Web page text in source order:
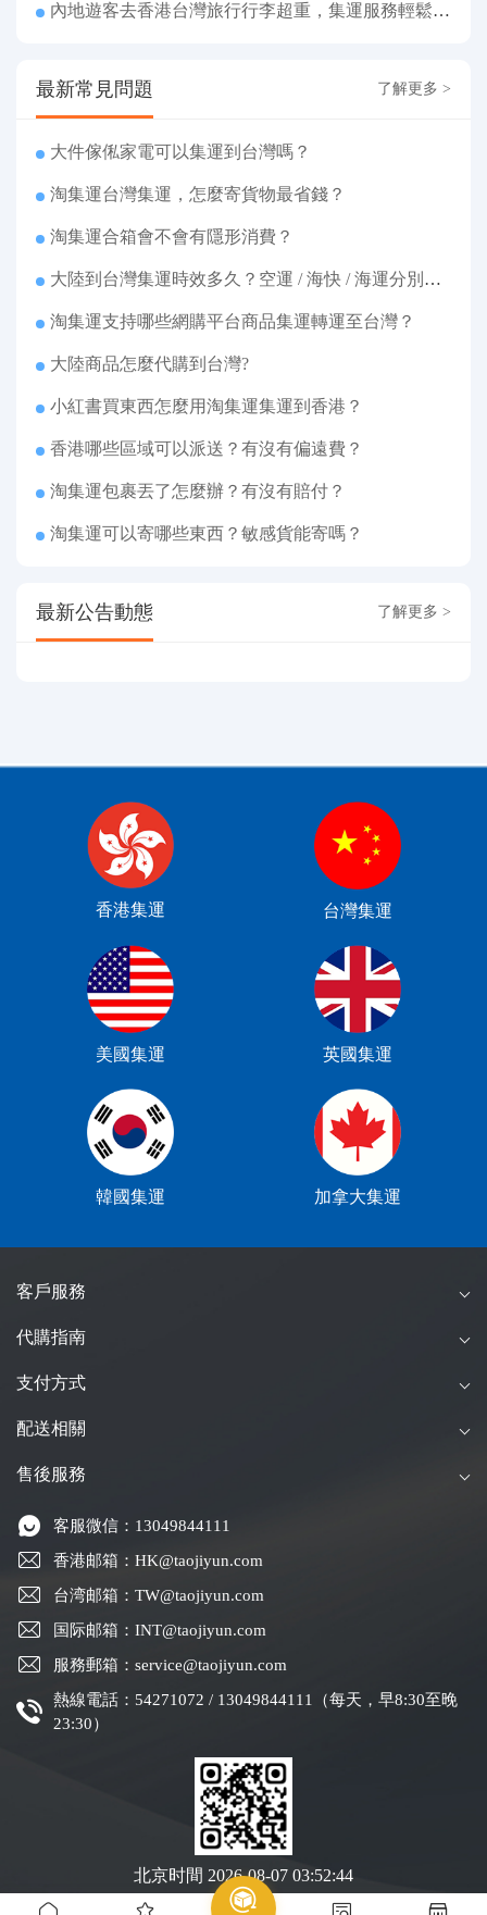
內地遊客去香港台灣旅行行李超重，集運服務輕鬆解決搬運難題
最新常見問題 了解更多 >
大件傢俬家電可以集運到台灣嗎？
淘集運台灣集運，怎麼寄貨物最省錢？
淘集運合箱會不會有隱形消費？
大陸到台灣集運時效多久？空運 / 海快 / 海運分別幾天
淘集運支持哪些網購平台商品集運轉運至台灣？
大陸商品怎麼代購到台灣?
小紅書買東西怎麼用淘集運集運到香港？
香港哪些區域可以派送？有沒有偏遠費？
淘集運包裹丟了怎麼辦？有沒有賠付？
淘集運可以寄哪些東西？敏感貨能寄嗎？
最新公告動態 了解更多 >
香港集運 台灣集運
美國集運 英國集運
韓國集運 加拿大集運
客戶服務
代購指南
支付方式
配送相關
售後服務
客服微信：13049844111
香港邮箱：HK@taojiyun.com
台湾邮箱：TW@taojiyun.com
国际邮箱：INT@taojiyun.com
服務郵箱：service@taojiyun.com
熱線電話：54271072 / 13049844111（每天，早8:30至晚
23:30）
北京时間 2026-08-07 03:52:44